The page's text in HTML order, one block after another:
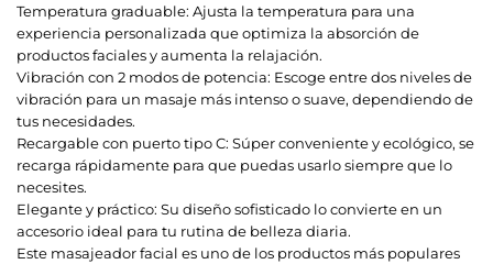
Temperatura graduable: Ajusta la temperatura para una
experiencia personalizada que optimiza la absorción de
productos faciales y aumenta la relajación.
Vibración con 2 modos de potencia: Escoge entre dos niveles de
vibración para un masaje más intenso o suave, dependiendo de
tus necesidades.
Recargable con puerto tipo C: Súper conveniente y ecológico, se
recarga rápidamente para que puedas usarlo siempre que lo
necesites.
Elegante y práctico: Su diseño sofisticado lo convierte en un
accesorio ideal para tu rutina de belleza diaria.
Este masajeador facial es uno de los productos más populares